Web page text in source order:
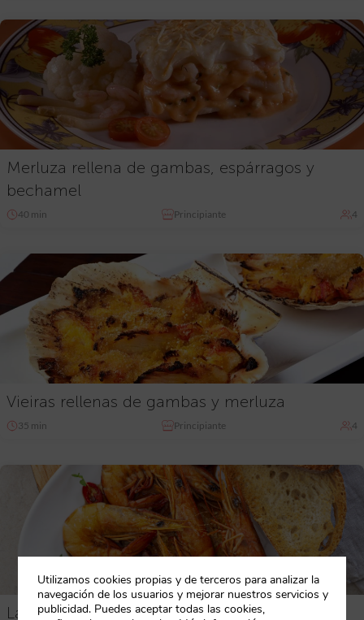
Merluza rellena de gambas, espárragos y
bechamel
40 min Principiante 4
Vieiras rellenas de gambas y merluza
35 min Principiante 4
Langostinos con cerveza negra, ajo y tomillo
Utilizamos cookies propias y de terceros para analizar la
navegación de los usuarios y mejorar nuestros servicios y
publicidad. Puedes aceptar todas las cookies,